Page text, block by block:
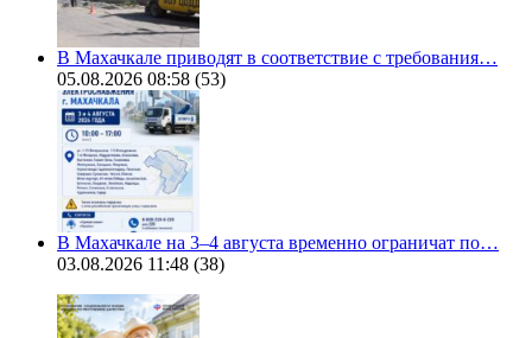
В Махачкале приводят в соответствие с требования…
05.08.2026 08:58 (53)
В Махачкале на 3–4 августа временно ограничат по…
03.08.2026 11:48 (38)